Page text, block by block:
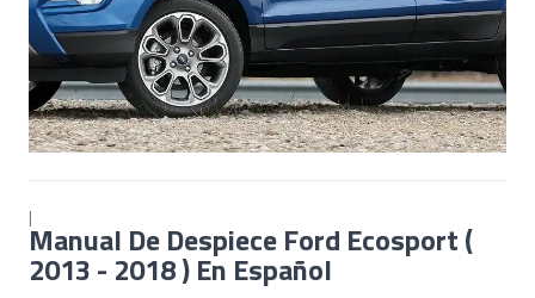
|
Manual De Despiece Ford Ecosport (
2013 - 2018 ) En Español